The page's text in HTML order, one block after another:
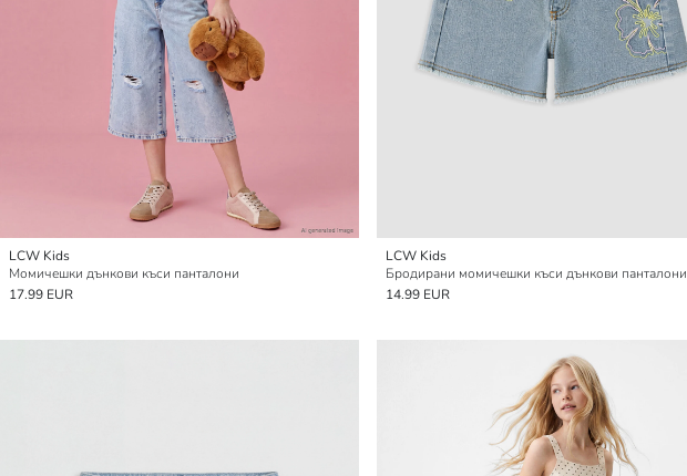
LCW Kids
Момичешки дънкови къси панталони
17.99 EUR
LCW Kids
Бродирани момичешки къси дънкови панталони
14.99 EUR